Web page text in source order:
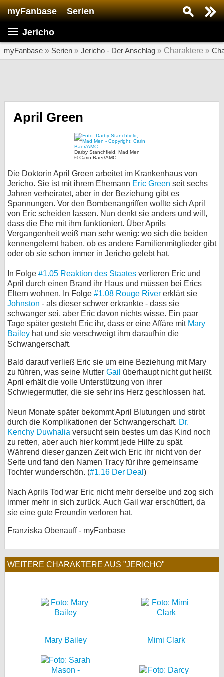
myFanbase Serien
Jericho
myFanbase » Serien » Jericho - Der Anschlag » Charaktere »
April Green
Darby Stanchfield, Mad Men
© Carin Baer/AMC
Die Doktorin April Green arbeitet im Krankenhaus von
Jericho. Sie ist mit ihrem Ehemann Eric Green seit sechs
Jahren verheiratet, aber in der Beziehung gibt es
Spannungen. Vor den Bombenangriffen wollte sich April
von Eric scheiden lassen. Nun denkt sie anders und will,
dass die Ehe mit ihm funktioniert. Über Aprils
Vergangenheit weiß man sehr wenig: wo sich die beiden
kennengelernt haben, ob es andere Familienmitglieder gibt
oder ob sie schon immer in Jericho gelebt hat.
In Folge #1.05 Reaktion des Staates verlieren Eric und
April durch einen Brand ihr Haus und müssen bei Erics
Eltern wohnen. In Folge #1.08 Rouge River erklärt sie
Johnston - als dieser schwer erkrankte - dass sie
schwanger sei, aber Eric davon nichts wisse. Ein paar
Tage später gesteht Eric ihr, dass er eine Affäre mit Mary
Bailey hat und sie verschweigt ihm daraufhin die
Schwangerschaft.
Bald darauf verließ Eric sie um eine Beziehung mit Mary
zu führen, was seine Mutter Gail überhaupt nicht gut heißt.
April erhält die volle Unterstützung von ihrer
Schwiegermutter, die sie sehr ins Herz geschlossen hat.
Neun Monate später bekommt April Blutungen und stirbt
durch die Komplikationen der Schwangerschaft. Dr.
Kenchy Duwhalia versucht sein bestes um das Kind noch
zu retten, aber auch hier kommt jede Hilfe zu spät.
Während dieser ganzen Zeit wich Eric ihr nicht von der
Seite und fand den Namen Tracy für ihre gemeinsame
Tochter wunderschön. (#1.16 Der Deal )
Nach Aprils Tod war Eric nicht mehr derselbe und zog sich
immer mehr in sich zurück. Auch Gail war erschüttert, da
sie eine gute Freundin verloren hat.
Franziska Obenauff - myFanbase
WEITERE CHARAKTERE AUS "JERICHO"
Mary Bailey Mimi Clark
Serie suchen...
SERIEN
KULTUR
Gewinnspiele
Forum
bei X
bei Facebook
Kontakt
Nutzungsbedingungen
Datenschutz
Cookie-Einstellungen
Impressum
Desktop-Ansicht
myFanbase